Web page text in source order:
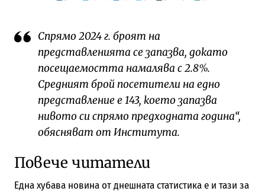
Спрямо 2024 г. броят на
представленията се запазва, докато
посещаемостта намалява с 2.8%.
Средният брой посетители на едно
представление е 143, което запазва
нивото си спрямо предходната година“,
обясняват от Института.
Повече читатели
Една хубава новина от днешната статистика е и тази за